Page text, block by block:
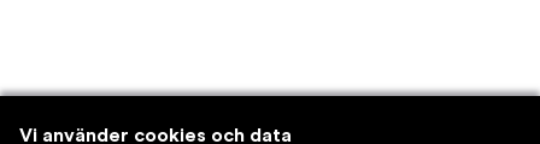
Vi använder cookies och data